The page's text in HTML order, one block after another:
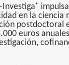
en la ciencia
postdoctoral
euros